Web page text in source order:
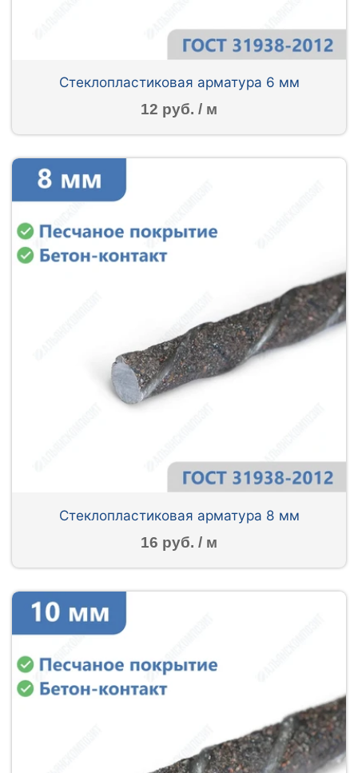
Стеклопластиковая арматура 6 мм
12 руб. / м
Стеклопластиковая арматура 8 мм
16 руб. / м